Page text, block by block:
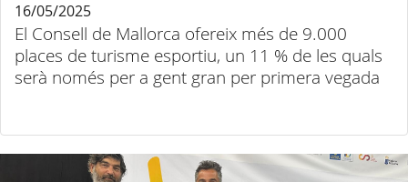
El Consell de Mallorca ofereix més de 9.000
places de turisme esportiu, un 11 % de les quals
serà només per a gent gran per primera vegada
16/05/2025